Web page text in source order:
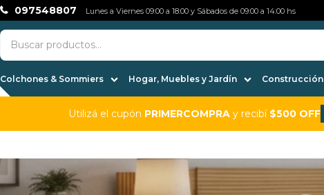
Colchones & Sommiers Hogar, Muebles y Jardín Construcción
097548807 Lunes a Viernes 09:00 a 18:00 y Sábados de 09:00 a 14:00 hs
Utilizá el cupón PRIMERCOMPRA y recibí $500 OFF